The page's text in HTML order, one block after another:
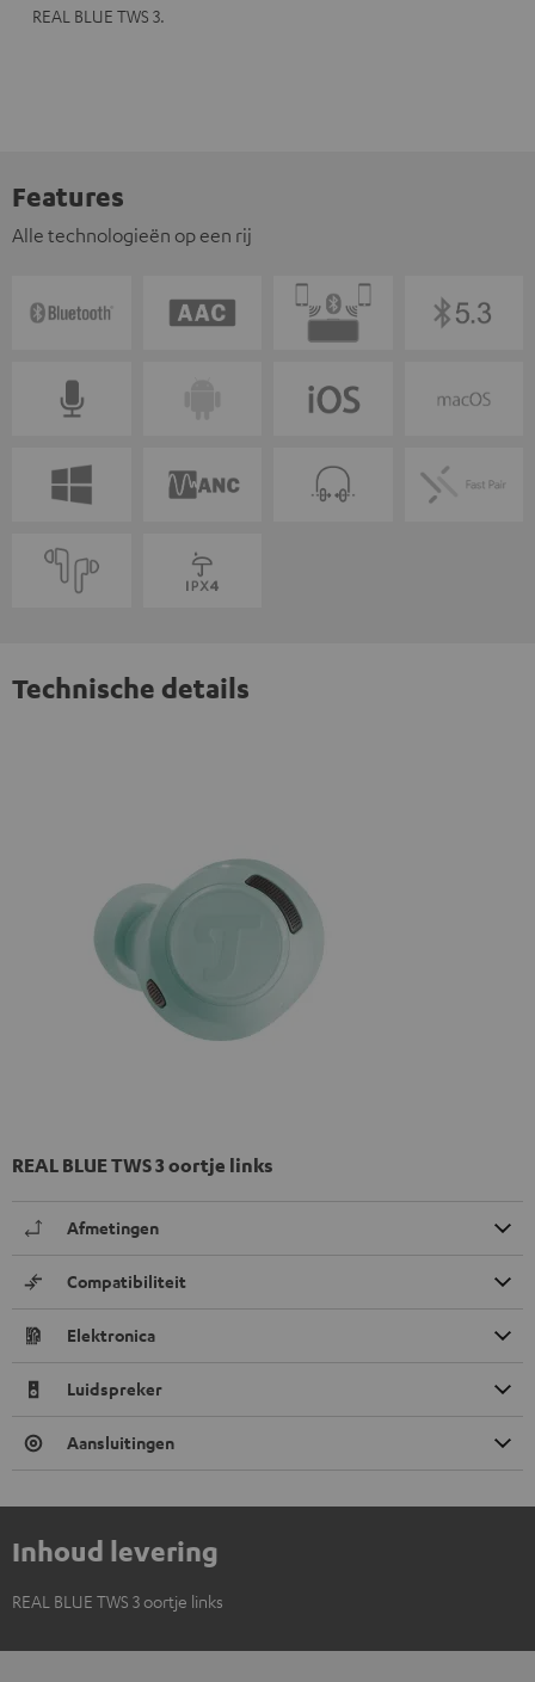
REAL BLUE TWS 3.
Features
Alle technologieën op een rij
Technische details
REAL BLUE TWS 3 oortje links
Afmetingen
Compatibiliteit
Elektronica
Luidspreker
Aansluitingen
Inhoud levering
REAL BLUE TWS 3 oortje links